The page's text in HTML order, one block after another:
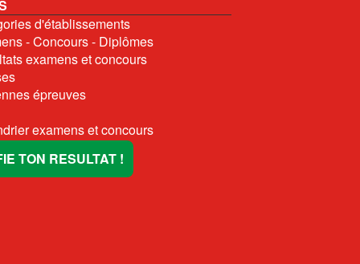
d'établissements
- Concours - Diplômes
examens et concours
épreuves
examens et concours
TON RESULTAT !